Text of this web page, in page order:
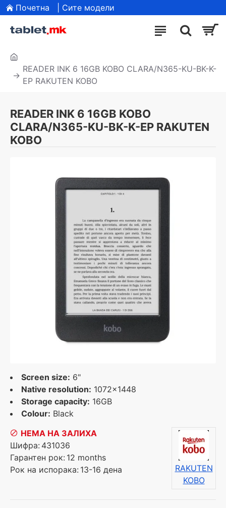
Почетна | Сите модели
READER INK 6 16GB KOBO CLARA/N365-KU-BK-K-
EP RAKUTEN KOBO
READER INK 6 16GB KOBO
CLARA/N365-KU-BK-K-EP RAKUTEN
KOBO
Screen size: 6"
Native resolution: 1072x1448
Storage capacity: 16GB
Colour: Black
НЕМА НА ЗАЛИХА
Шифра: 431036
Гарантен рок: 12 months
Рок на испорака: 13-16 дена
RAKUTEN
KOBO